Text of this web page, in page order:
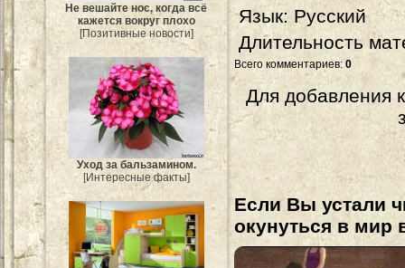
Не вешайте нос, когда всё
кажется вокруг плохо
[Позитивные новости]
Уход за бальзамином.
[Интересные факты]
Язык: Русский
Длительность
Всего комментариев:0
Для добавления
Если Вы устали
окунуться в мир